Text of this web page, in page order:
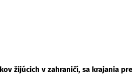
žijúcich v zahraničí, sa krajania